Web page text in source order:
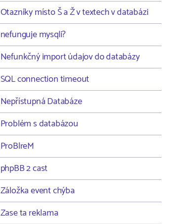
Otazníky místo Š a Ž v textech v databázi
nefunguje mysqli?
Nefunkčný import údajov do databázy
SQL connection timeout
Nepřístupná Databáze
Problém s databázou
ProBlreM
phpBB 2 cast
Záložka event chýba
Zase ta reklama